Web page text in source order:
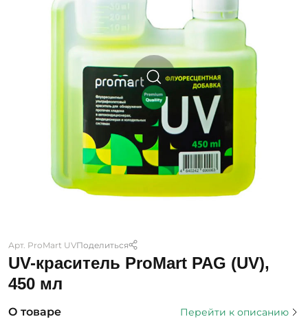
Арт. ProMart UVПоделиться
UV-краситель ProMart PAG (UV),
450 мл
О товаре
Перейти к описанию